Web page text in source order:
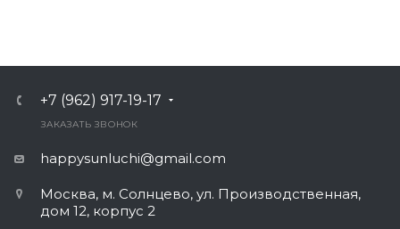
+7 (962) 917-19-17
ЗАКАЗАТЬ ЗВОНОК
happysunluchi@gmail.com
Москва, м. Солнцево, ул. Производственная,
дом 12, корпус 2